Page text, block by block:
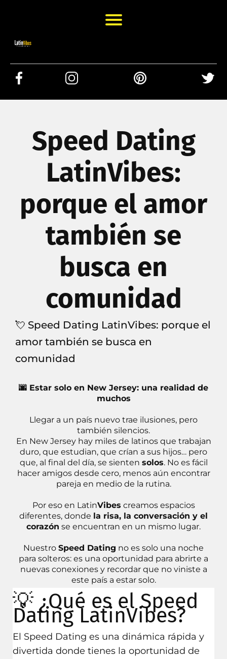
Speed Dating
LatinVibes:
porque el amor
también se
busca en
comunidad
💘 Speed Dating LatinVibes: porque el
amor también se busca en
comunidad
🌆 Estar solo en New Jersey: una realidad de
muchos
Llegar a un país nuevo trae ilusiones, pero
también silencios.
En New Jersey hay miles de latinos que trabajan
duro, que estudian, que crían a sus hijos… pero
que, al final del día, se sienten solos. No es fácil
hacer amigos desde cero, menos aún encontrar
pareja en medio de la rutina.
Por eso en LatinVibes creamos espacios
diferentes, donde la risa, la conversación y el
corazón se encuentran en un mismo lugar.
Nuestro Speed Dating no es solo una noche
para solteros: es una oportunidad para abrirte a
nuevas conexiones y recordar que no viniste a
este país a estar solo.
💡 ¿Qué es el Speed
Dating LatinVibes?
El Speed Dating es una dinámica rápida y
divertida donde tienes la oportunidad de